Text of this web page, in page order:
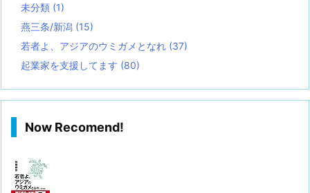
未分類 (1)
燕三条/新潟 (15)
若者よ、アジアのウミガメとなれ (37)
起業家を支援してます (80)
Now Recomend!